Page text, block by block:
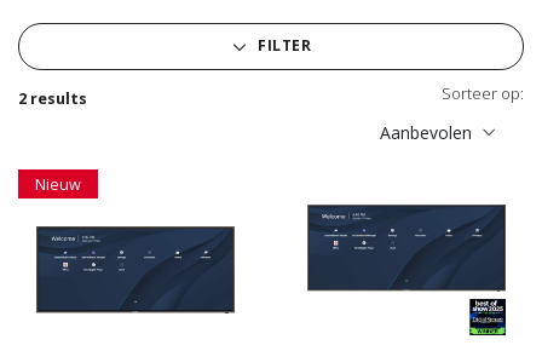
FILTER
2 results Sorteer op:
Aanbevolen
Nieuw